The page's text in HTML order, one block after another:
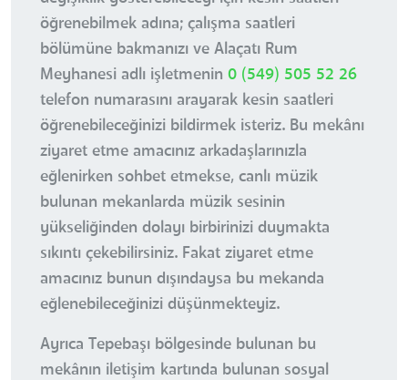
öğrenebilmek adına; çalışma saatleri
bölümüne bakmanızı ve Alaçatı Rum
Meyhanesi adlı işletmenin 0 (549) 505 52 26
telefon numarasını arayarak kesin saatleri
öğrenebileceğinizi bildirmek isteriz. Bu mekânı
ziyaret etme amacınız arkadaşlarınızla
eğlenirken sohbet etmekse, canlı müzik
bulunan mekanlarda müzik sesinin
yükseliğinden dolayı birbirinizi duymakta
sıkıntı çekebilirsiniz. Fakat ziyaret etme
amacınız bunun dışındaysa bu mekanda
eğlenebileceğinizi düşünmekteyiz.
Ayrıca Tepebaşı bölgesinde bulunan bu
mekânın iletişim kartında bulunan sosyal